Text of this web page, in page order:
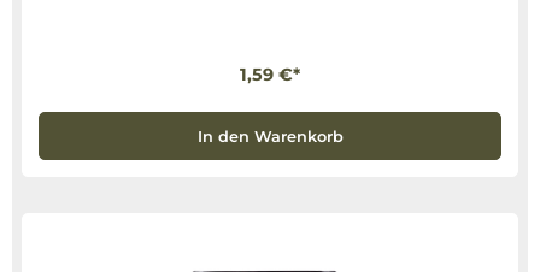
1,59 €*
In den Warenkorb